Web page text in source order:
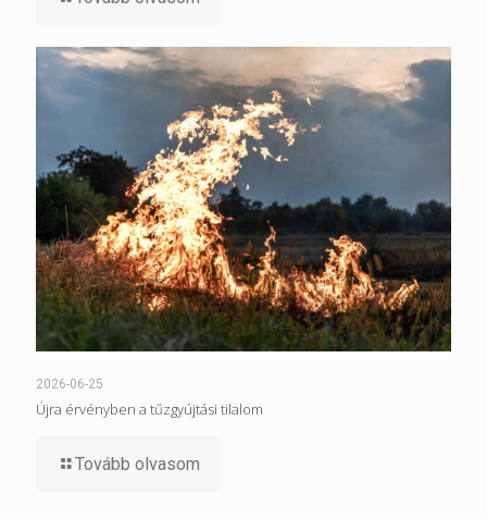
2026-06-25
Újra érvényben a tűzgyújtási tilalom
Tovább olvasom